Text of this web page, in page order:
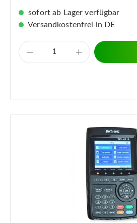
sofort ab Lager verfügbar
Versandkostenfrei in DE